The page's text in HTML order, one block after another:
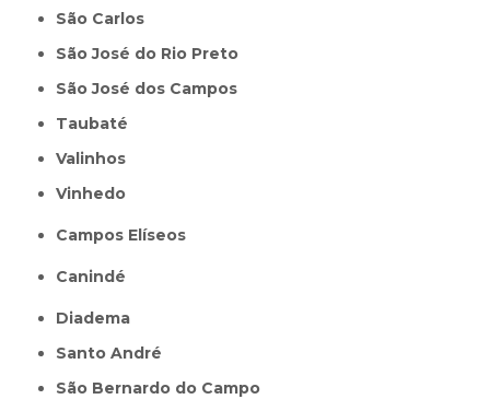
São Carlos
São José do Rio Preto
São José dos Campos
Taubaté
Valinhos
Vinhedo
Campos Elíseos
Canindé
Diadema
Santo André
São Bernardo do Campo